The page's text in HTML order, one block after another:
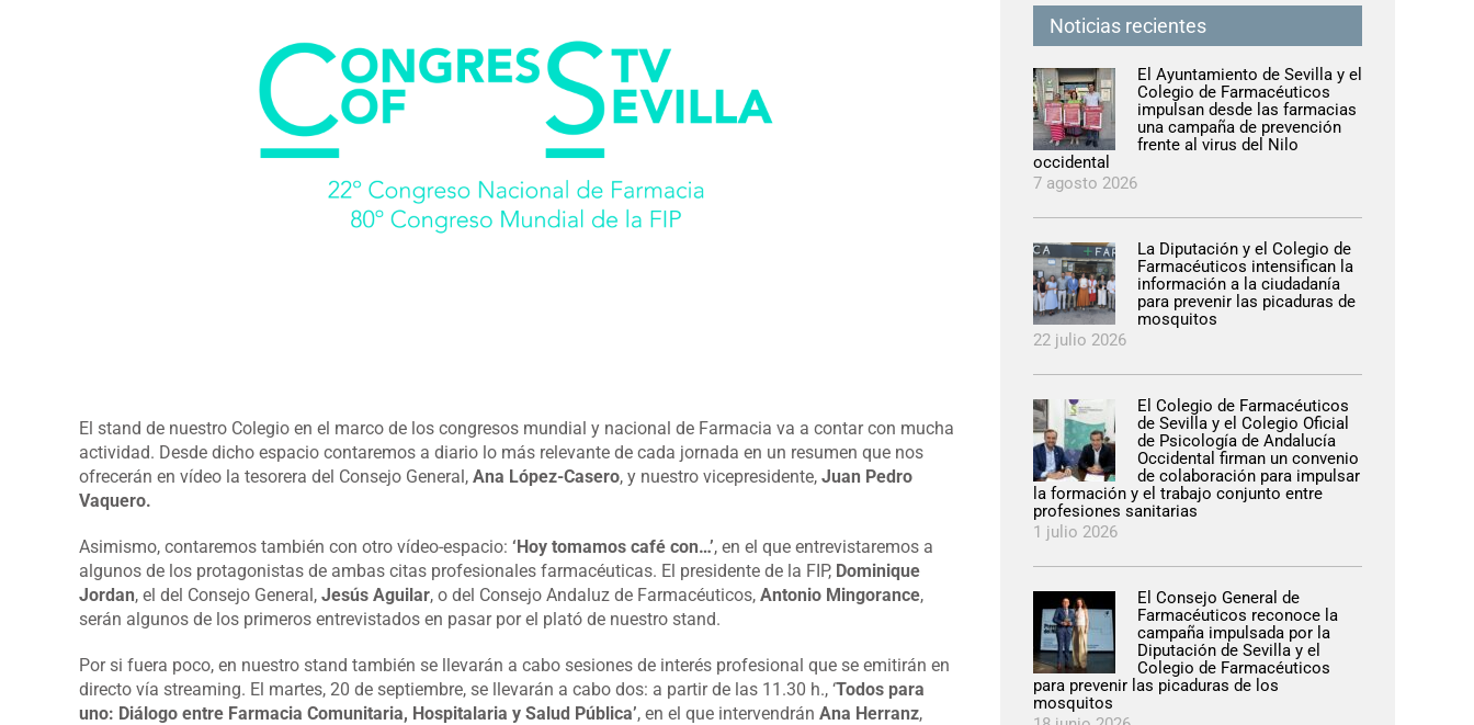
El stand de nuestro Colegio en el marco de los congresos mundial y nacional de Farmacia va a contar con mucha
actividad. Desde dicho espacio contaremos a diario lo más relevante de cada jornada en un resumen que nos
ofrecerán en vídeo la tesorera del Consejo General, Ana López-Casero, y nuestro vicepresidente, Juan Pedro
Vaquero.
Asimismo, contaremos también con otro vídeo-espacio: ‘Hoy tomamos café con…’, en el que entrevistaremos a
algunos de los protagonistas de ambas citas profesionales farmacéuticas. El presidente de la FIP, Dominique
Jordan, el del Consejo General, Jesús Aguilar, o del Consejo Andaluz de Farmacéuticos, Antonio Mingorance,
serán algunos de los primeros entrevistados en pasar por el plató de nuestro stand.
Por si fuera poco, en nuestro stand también se llevarán a cabo sesiones de interés profesional que se emitirán en
directo vía streaming. El martes, 20 de septiembre, se llevarán a cabo dos: a partir de las 11.30 h., ‘Todos para
uno: Diálogo entre Farmacia Comunitaria, Hospitalaria y Salud Pública’, en el que intervendrán Ana Herranz,
Noticias recientes
El Ayuntamiento de Sevilla y el
Colegio de Farmacéuticos
impulsan desde las farmacias
una campaña de prevención
frente al virus del Nilo
occidental
7 agosto 2026
La Diputación y el Colegio de
Farmacéuticos intensifican la
información a la ciudadanía
para prevenir las picaduras de
mosquitos
22 julio 2026
El Colegio de Farmacéuticos
de Sevilla y el Colegio Oficial
de Psicología de Andalucía
Occidental firman un convenio
de colaboración para impulsar
la formación y el trabajo conjunto entre
profesiones sanitarias
1 julio 2026
El Consejo General de
Farmacéuticos reconoce la
campaña impulsada por la
Diputación de Sevilla y el
Colegio de Farmacéuticos
para prevenir las picaduras de los
mosquitos